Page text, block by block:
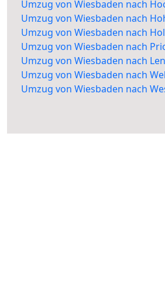
Umzug von Wiesbaden nach
Umzug von Wiesbaden nach
Umzug von Wiesbaden nach
Umzug von Wiesbaden nach
Umzug von Wiesbaden nach
Umzug von Wiesbaden nach
Umzug von Wiesbaden nach